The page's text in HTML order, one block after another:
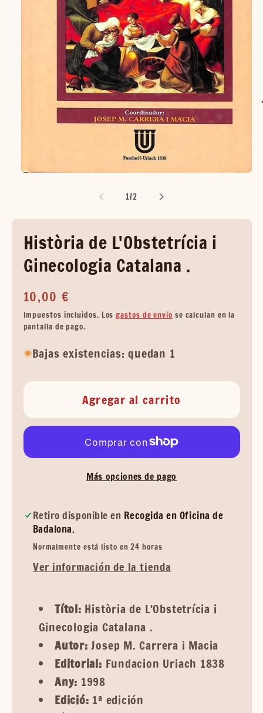
1/de
2
Història de L'Obstetrícia i
Ginecologia Catalana .
Precio
habitual
10,00 €
Impuestos incluidos. Losgastos de envío se calculan en la
pantalla de pago.
Bajas existencias: quedan 1
Agregar al carrito
Más opciones de pago
Retiro disponible en Recogida en Oficina de
Badalona.
Normalmente está listo en 24 horas
Ver información de la tienda
Títol: Història de L'Obstetrícia i
Ginecologia Catalana .
Autor: Josep M. Carrera i Macia
Editorial: Fundacion Uriach 1838
Any: 1998
Edició: 1ª edición